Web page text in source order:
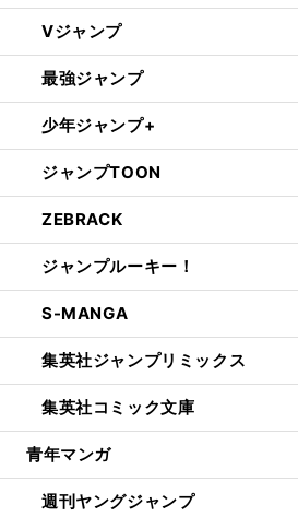
Vジャンプ
最強ジャンプ
少年ジャンプ+
ジャンプTOON
ZEBRACK
ジャンプルーキー！
S-MANGA
集英社ジャンプリミックス
集英社コミック文庫
青年マンガ
週刊ヤングジャンプ